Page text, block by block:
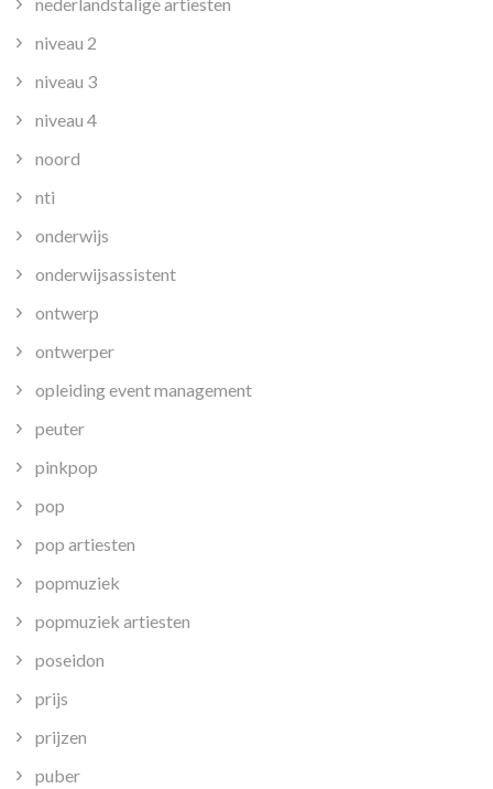
niveau 2
niveau 3
niveau 4
noord
nti
onderwijs
onderwijsassistent
ontwerp
ontwerper
opleiding event management
peuter
pinkpop
pop
pop artiesten
popmuziek
popmuziek artiesten
poseidon
prijs
prijzen
puber